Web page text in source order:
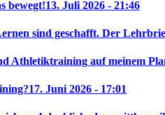
bewegt!13. Juli 2026 - 21:46
sind geschafft. Der
Athletiktraining auf meinem
17. Juni 2026 - 17:01